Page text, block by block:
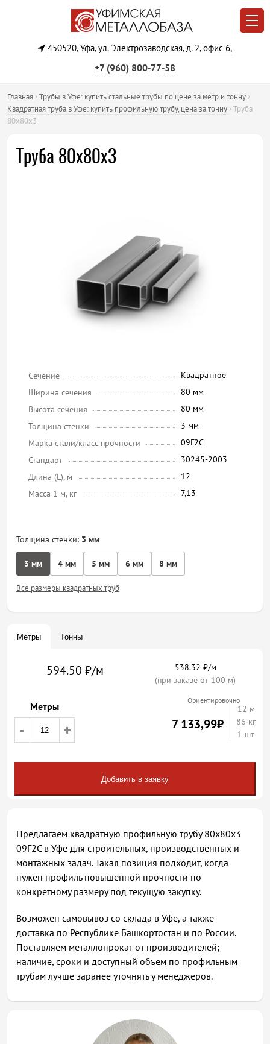
450520, Уфа, ул. Электрозаводская, д. 2, офис 6,
+7 (960) 800‐77‐58
Главная › Трубы в Уфе: купить стальные трубы по цене за метр и тонну ›
Квадратная труба в Уфе: купить профильную трубу, цена за тонну › Труба
80х80х3
Труба 80х80х3
Сечение
Квадратное
Ширина сечения
80 мм
Высота сечения
80 мм
Толщина стенки
3 мм
Марка стали/класс прочности
09Г2С
Стандарт
30245-2003
Длина (L), м
12
Масса 1 м, кг
7,13
Толщина стенки: 3 мм
3 мм 4 мм 5 мм 6 мм 8 мм
Все размеры квадратных труб
Метры Тонны
594.50 ₽/м
538.32 ₽/м
(при заказе от 100 м)
Метры
- +
Ориентировочно
7 133,99₽
12 м
86 кг
1 шт
Добавить в заявку
Предлагаем квадратную профильную трубу 80х80х3
09Г2С в Уфе для строительных, производственных и
монтажных задач. Такая позиция подходит, когда
нужен профиль повышенной прочности по
конкретному размеру под текущую закупку.
Возможен самовывоз со склада в Уфе, а также
доставка по Республике Башкортостан и по России.
Поставляем металлопрокат от производителей;
наличие, сроки и доступный объем по профильным
трубам лучше заранее уточнять у менеджеров.